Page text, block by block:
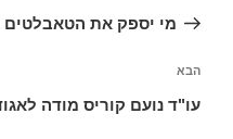
הקודםמי יספק את הטאבלטים
הפוסט
הבא
הבא
עו"ד נועם קוריס מודה